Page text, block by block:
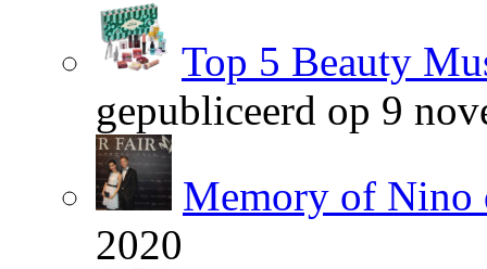
Top 5 Beauty
gepubliceerd op 9
Memory of Nino
2020